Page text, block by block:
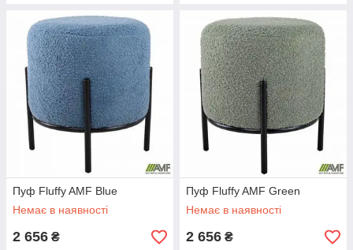
Пуф Fluffy AMF Blue
Немає в наявності
2 656 ₴
Пуф Fluffy AMF Green
Немає в наявності
2 656 ₴